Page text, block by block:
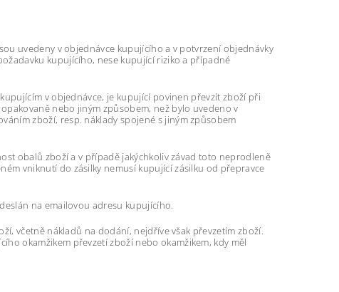
uvedeny v objednávce kupujícího a v potvrzení objednávky
kupujícího, nese kupující riziko a případné
v objednávce, je kupující povinen převzít zboží při
nebo jiným způsobem, než bylo uvedeno v
zboží, resp. náklady spojené s jiným způsobem
obalů zboží a v případě jakýchkoliv závad toto neprodleně
vniknutí do zásilky nemusí kupující zásilku od přepravce
na emailovou adresu kupujícího.
včetně nákladů na dodání, nejdříve však převzetím zboží.
okamžikem převzetí zboží nebo okamžikem, kdy měl